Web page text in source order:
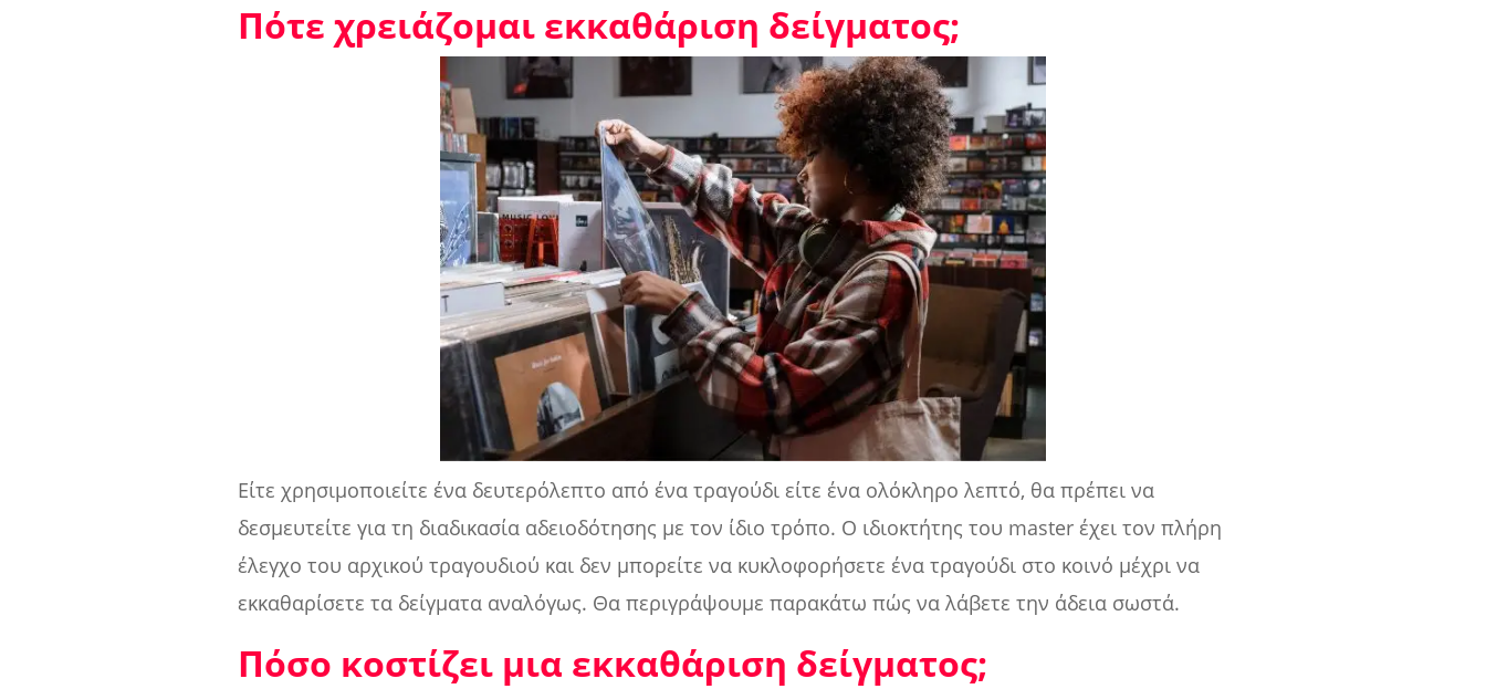
Πότε χρειάζομαι εκκαθάριση δείγματος;
Είτε χρησιμοποιείτε ένα δευτερόλεπτο από ένα τραγούδι είτε ένα ολόκληρο λεπτό, θα πρέπει να
δεσμευτείτε για τη διαδικασία αδειοδότησης με τον ίδιο τρόπο. Ο ιδιοκτήτης του master έχει τον πλήρη
έλεγχο του αρχικού τραγουδιού και δεν μπορείτε να κυκλοφορήσετε ένα τραγούδι στο κοινό μέχρι να
εκκαθαρίσετε τα δείγματα αναλόγως. Θα περιγράψουμε παρακάτω πώς να λάβετε την άδεια σωστά.
Πόσο κοστίζει μια εκκαθάριση δείγματος;